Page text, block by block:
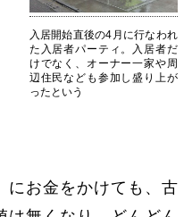
入居開始直後の4月に行なわれ
た入居者パーティ。入居者だ
けでなく、オーナー一家や周
辺住民なども参加し盛り上が
ったという
お金をかけても、古